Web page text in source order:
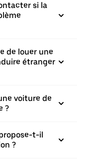
si la
de louer une
étranger
voiture de
?
t-il
?